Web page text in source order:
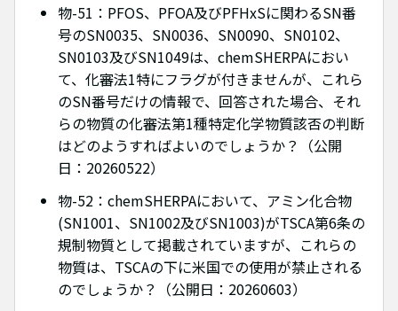
物-51：PFOS、PFOA及びPFHxSに関わるSN番
号のSN0035、SN0036、SN0090、SN0102、
SN0103及びSN1049は、chemSHERPAにおい
て、化審法1特にフラグが付きませんが、これら
のSN番号だけの情報で、回答された場合、それ
らの物質の化審法第1種特定化学物質該否の判断
はどのようすればよいのでしょうか？（公開
日：20260522）
物-52：chemSHERPAにおいて、アミン化合物
(SN1001、SN1002及びSN1003)がTSCA第6条の
規制物質として掲載されていますが、これらの
物質は、TSCAの下に米国での使用が禁止される
のでしょうか？（公開日：20260603）